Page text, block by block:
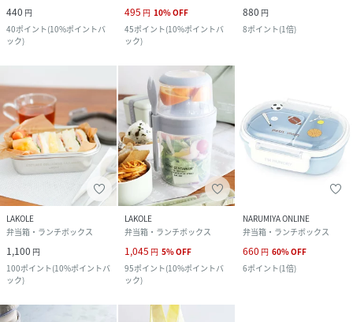
440 円
40ポイント(10%ポイントバ
ック)
495 円 10%OFF
45ポイント(10%ポイントバ
ック)
880 円
8ポイント(1倍)
LAKOLE
弁当箱・ランチボックス
1,100 円
100ポイント(10%ポイントバ
ック)
LAKOLE
弁当箱・ランチボックス
1,045 円 5%OFF
95ポイント(10%ポイントバ
ック)
NARUMIYA ONLINE
弁当箱・ランチボックス
660 円 60%OFF
6ポイント(1倍)